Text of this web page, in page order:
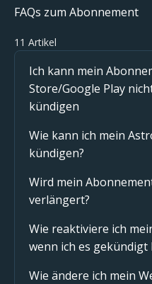
FAQs zum Abonnement
11 Artikel
Ich kann mein
Store/Google Play
kündigen
Wie kann ich mein
kündigen?
Wird mein
verlängert?
Wie reaktiviere ich
wenn ich es gekündigt
Wie ändere ich mein